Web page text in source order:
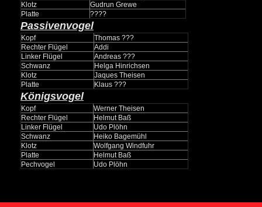
Klotz
Gudrun Grewe
Platte
????
Passivenvogel
Kopf
Thomas ???
Rechter Flügel
Addi
Linker Flügel
Andreas ???
Schwanz
Helga Hinrichsen
Klotz
Jaques Theisen
Platte
Klaus ???
Königsvogel
Kopf
Werner Theisen
Rechter Flügel
Helmut Baß
Linker Flügel
Udo Plöhn
Schwanz
Heiko Bagemühl
Klotz
Wolfgang Windfuhr
Platte
Helmut Baß
Pechvogel
Udo Plöhn